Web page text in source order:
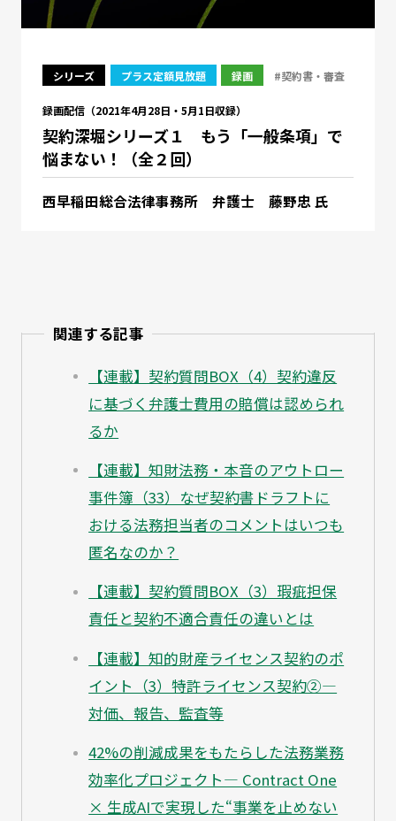
シリーズ プラス定額見放題 録画 #契約書・審査
録画配信（2021年4月28日・5月1日収録）
契約深堀シリーズ１ もう「一般条項」で
悩まない！（全２回）
西早稲田総合法律事務所 弁護士 藤野忠 氏
関連する記事
【連載】契約質問BOX（4）契約違反
に基づく弁護士費用の賠償は認められ
るか
【連載】知財法務・本音のアウトロー
事件簿（33）なぜ契約書ドラフトに
おける法務担当者のコメントはいつも
匿名なのか？
【連載】契約質問BOX（3）瑕疵担保
責任と契約不適合責任の違いとは
【連載】知的財産ライセンス契約のポ
イント（3）特許ライセンス契約②—
対価、報告、監査等
42%の削減成果をもたらした法務業務
効率化プロジェクト— Contract One
× 生成AIで実現した“事業を止めない